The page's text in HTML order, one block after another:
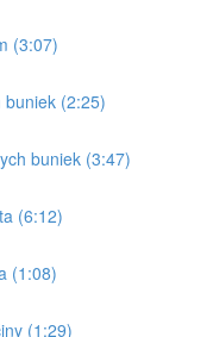
(3:07)
buniek (2:25)
buniek (3:47)
(6:12)
(1:08)
(1:29)